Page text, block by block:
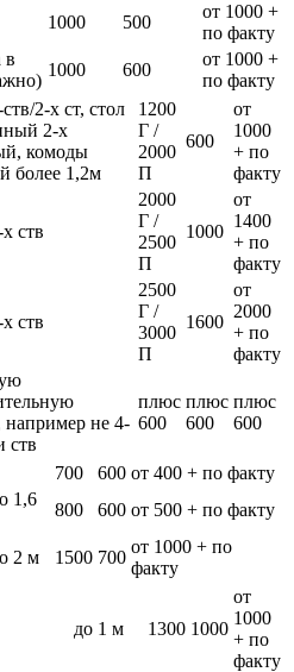
1000 500
от 1000 +
по факту
в
1000 600
от 1000 +
по факту
2-х ст, стол
2-х
комоды
более 1,2м
1200
Г /
2000
П
600
от
1000
+ по
факту
ств
2000
Г /
2500
П
1000
от
1400
+ по
факту
ств
2500
Г /
3000
П
1600
от
2000
+ по
факту
например не 4-
ств
плюс
600
плюс
600
плюс
600
700 600 от 400 + по факту
1,6
800 600 от 500 + по факту
2 м 1500 700
от 1000 + по
факту
до 1 м 1300 1000
от
1000
+ по
факту